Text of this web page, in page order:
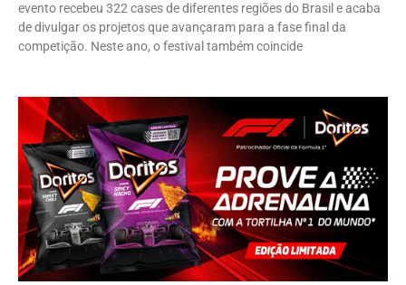
evento recebeu 322 cases de diferentes regiões do Brasil e acaba
de divulgar os projetos que avançaram para a fase final da
competição. Neste ano, o festival também coincide